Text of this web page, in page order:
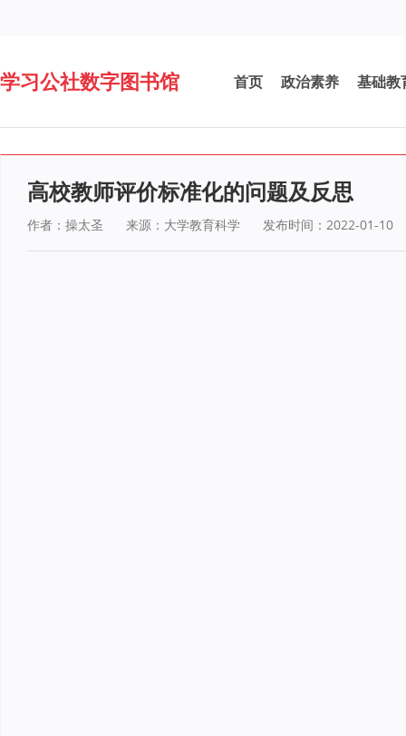
学习公社数字图书馆 首页 政治素养 基础教
高校教师评价标准化的问题及反思
作者：操太圣 来源：大学教育科学 发布时间：2022-01-10